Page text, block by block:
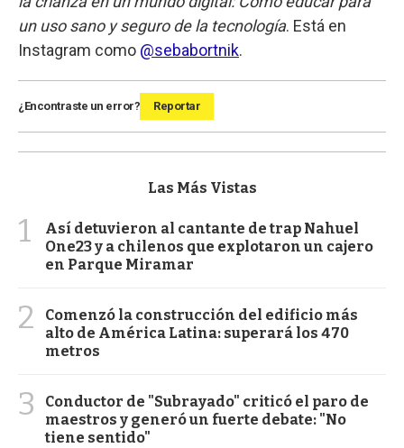
un uso sano y seguro de la tecnología. Está en
Instagram como @sebabortnik.
¿Encontraste un error? Reportar
Las Más Vistas
1
Así detuvieron al cantante de trap Nahuel
One23 y a chilenos que explotaron un cajero
en Parque Miramar
2
Comenzó la construcción del edificio más
alto de América Latina: superará los 470
metros
3
Conductor de "Subrayado" criticó el paro de
maestros y generó un fuerte debate: "No
tiene sentido"